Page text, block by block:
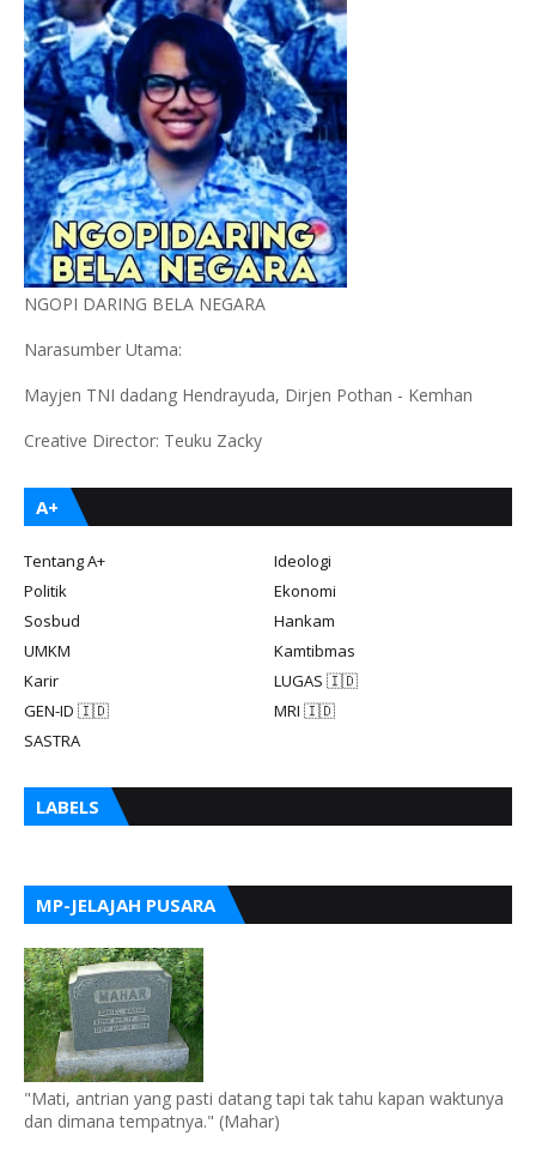
NGOPI DARING BELA NEGARA
Narasumber Utama:
Mayjen TNI dadang Hendrayuda, Dirjen Pothan - Kemhan
Creative Director: Teuku Zacky
A+
Tentang A+
Ideologi
Politik
Ekonomi
Sosbud
Hankam
UMKM
Kamtibmas
Karir
LUGAS 🇮🇩
GEN-ID 🇮🇩
MRI 🇮🇩
SASTRA
LABELS
MP-JELAJAH PUSARA
"Mati, antrian yang pasti datang tapi tak tahu kapan waktunya
dan dimana tempatnya." (Mahar)